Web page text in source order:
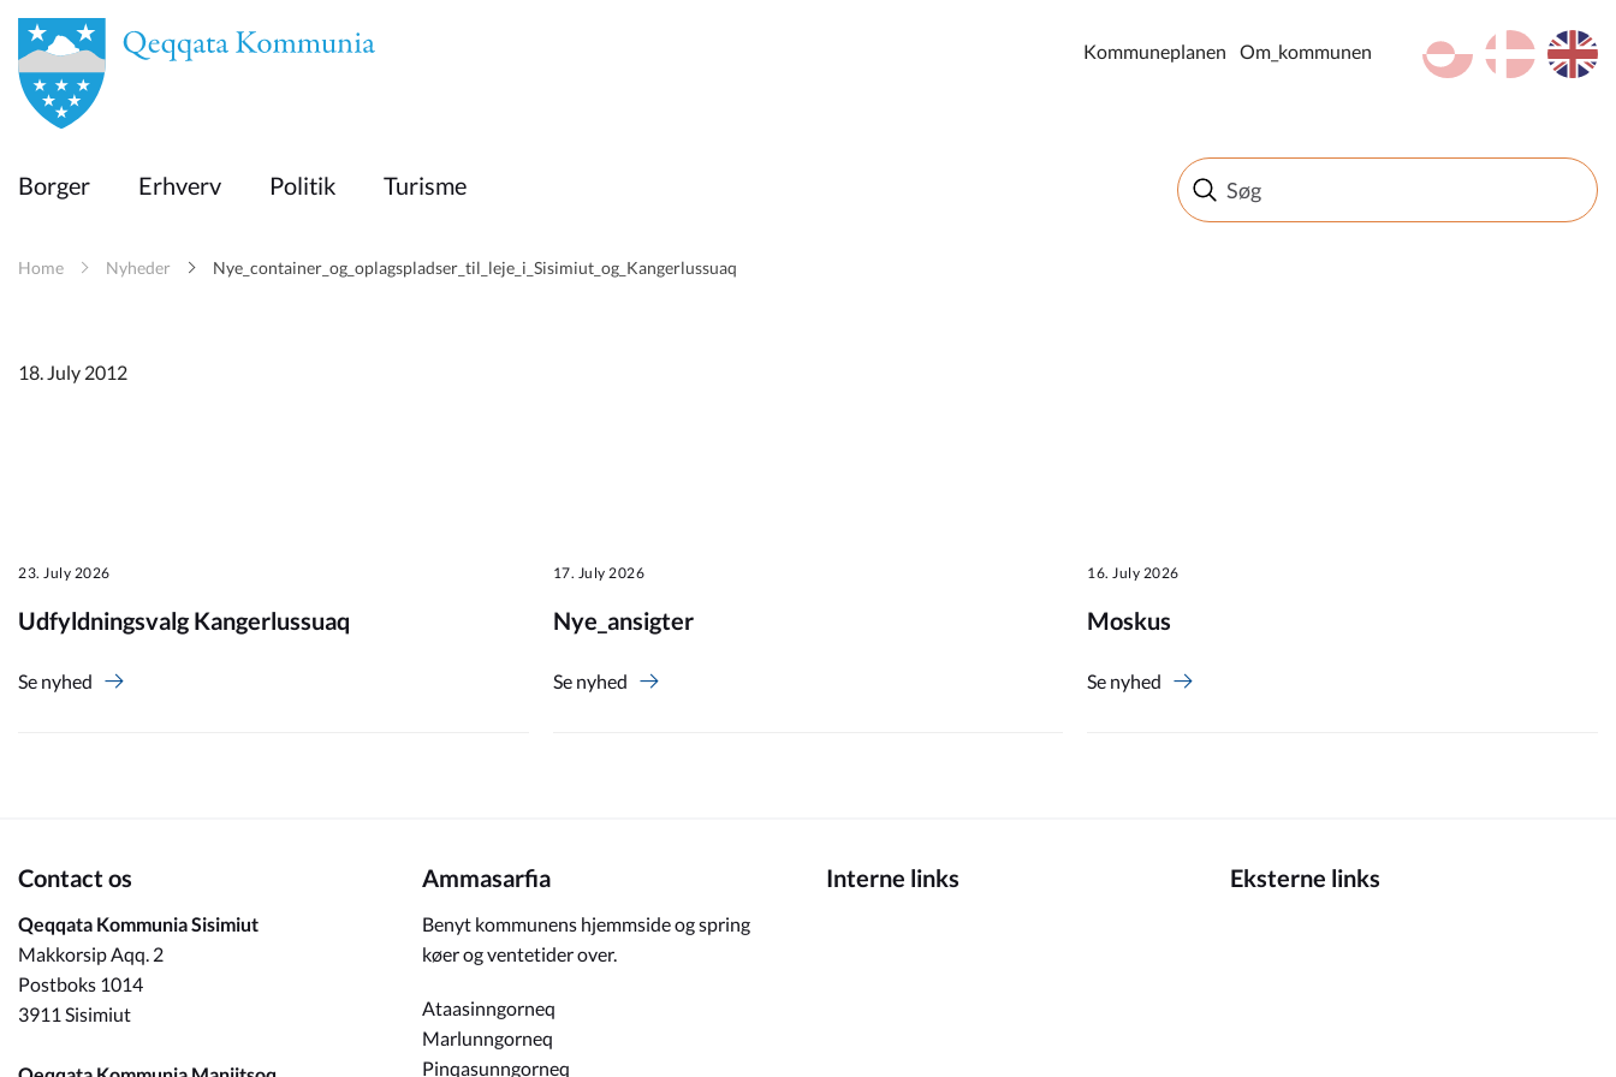
en
Borger
Erhverv
Turisme
Om_kommunen
en
da
kl-GL
Kommuneplanen Om_kommunen
Borger Erhverv Politik Turisme
Home Nyheder Nye_container_og_oplagspladser_til_leje_i_Sisimiut_og_Kangerlussuaq
18. July 2012
23. July 2026
Udfyldningsvalg Kangerlussuaq
Se nyhed
17. July 2026
Nye_ansigter
Se nyhed
16. July 2026
Moskus
Se nyhed
Contact os
Qeqqata Kommunia Sisimiut
Makkorsip Aqq. 2
Postboks 1014
3911 Sisimiut
Ammasarfia
Benyt kommunens hjemmside og spring
køer og ventetider over.
Ataasinngorneq
Marlunngorneq
Pinqasunngorneq
Interne links Eksterne links